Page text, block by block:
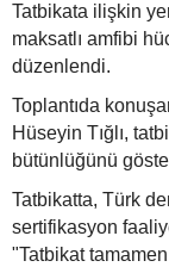
Tatbikata ilişkin
maksatlı amfibi
düzenlendi.
Toplantıda
Hüseyin Tığlı,
bütünlüğünü
Tatbikatta, Türk
sertifikasyon
"Tatbikat